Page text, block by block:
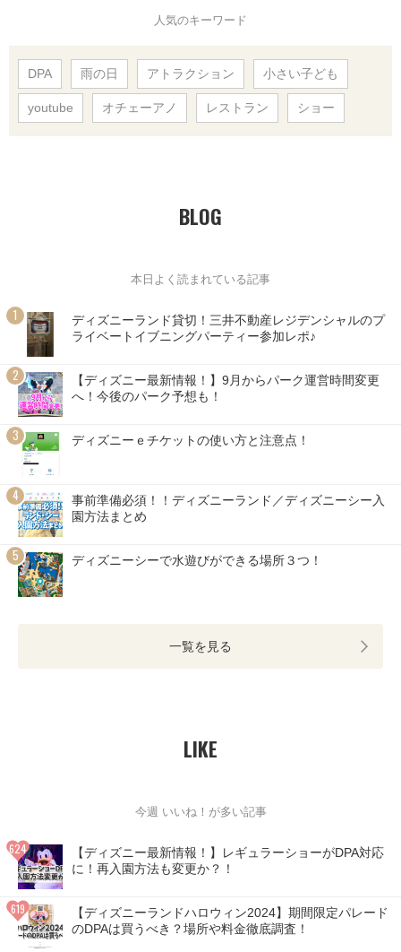
人気のキーワード
DPA 雨の日 アトラクション 小さい子ども
youtube オチェーアノ レストラン ショー
BLOG
本日よく読まれている記事
ディズニーランド貸切！三井不動産レジデンシャルのプ
ライベートイブニングパーティー参加レポ♪
【ディズニー最新情報！】9月からパーク運営時間変更
へ！今後のパーク予想も！
ディズニーｅチケットの使い方と注意点！
事前準備必須！！ディズニーランド／ディズニーシー入
園方法まとめ
ディズニーシーで水遊びができる場所３つ！
一覧を見る
LIKE
今週 いいね！が多い記事
【ディズニー最新情報！】レギュラーショーがDPA対応
に！再入園方法も変更か？！
【ディズニーランドハロウィン2024】期間限定パレード
のDPAは買うべき？場所や料金徹底調査！